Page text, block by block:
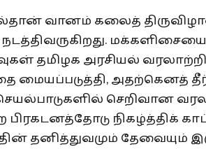
வானம் கலைத்
தமிழக அரசியல்
மையப்படுத்தி, அதற்கெனத்
செறிவான
பிரகடனத்தோடு நிகழ்த்திக்
தனித்துவமும் தேவையும்